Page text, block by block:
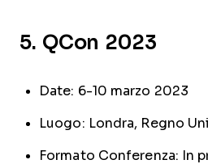
5. QCon 2023
Date: 6-10 marzo 2023
Luogo: Londra, Regno
Formato Conferenza: In